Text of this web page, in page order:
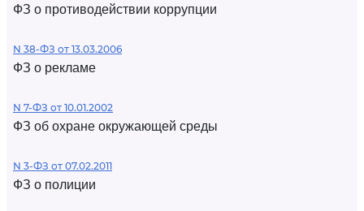
ФЗ о противодействии коррупции
N 38-ФЗ от 13.03.2006
ФЗ о рекламе
N 7-ФЗ от 10.01.2002
ФЗ об охране окружающей среды
N 3-ФЗ от 07.02.2011
ФЗ о полиции